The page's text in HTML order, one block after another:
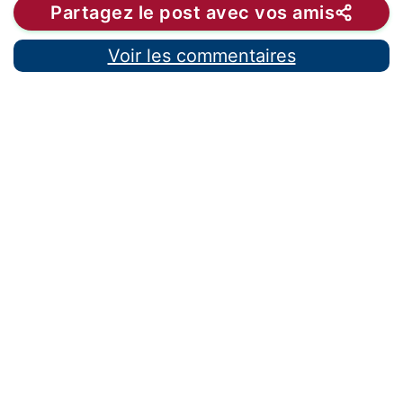
Partagez le post avec vos amis
Voir les commentaires